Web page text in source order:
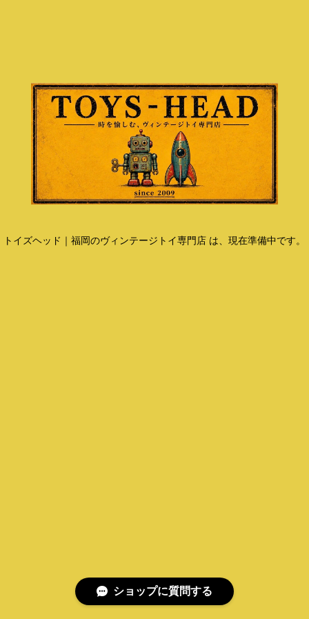
トイズヘッド｜福岡のヴィンテージトイ専門店 は、現在準備中です。
ショップに質問する